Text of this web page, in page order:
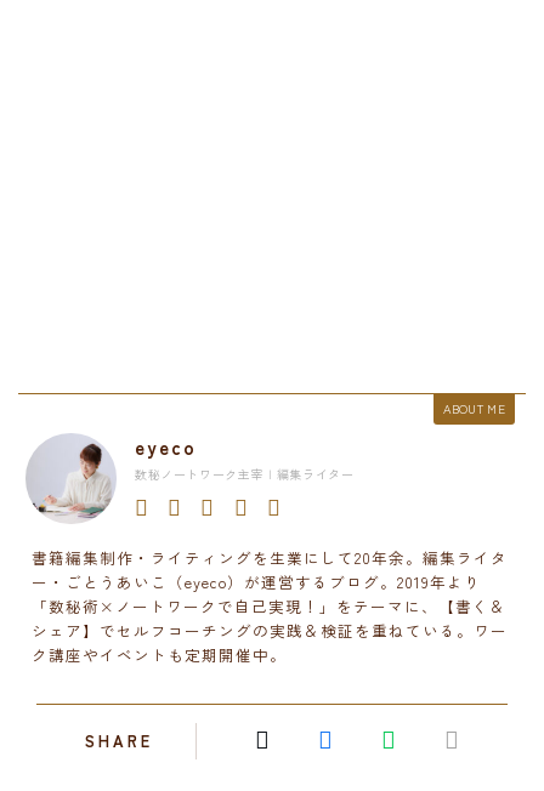
ABOUT ME
eyeco
数秘ノートワーク主宰 | 編集ライター
書籍編集制作・ライティングを生業にして20年余。編集ライタ
ー・ごとうあいこ（eyeco）が運営するブログ。2019年より
「数秘術×ノートワークで自己実現！」をテーマに、【書く＆
シェア】でセルフコーチングの実践＆検証を重ねている。ワー
ク講座やイベントも定期開催中。
SHARE